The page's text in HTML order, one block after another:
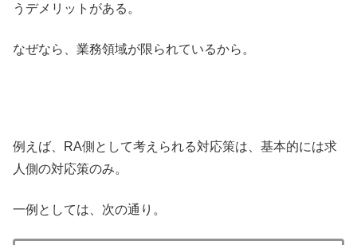
うデメリットがある。
なぜなら、業務領域が限られているから。
例えば、RA側として考えられる対応策は、基本的には求
人側の対応策のみ。
一例としては、次の通り。